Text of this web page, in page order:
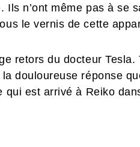
Ils n’ont même pas à se
le vernis de cette
retors du docteur Tesla.
douloureuse réponse
qui est arrivé à Reiko